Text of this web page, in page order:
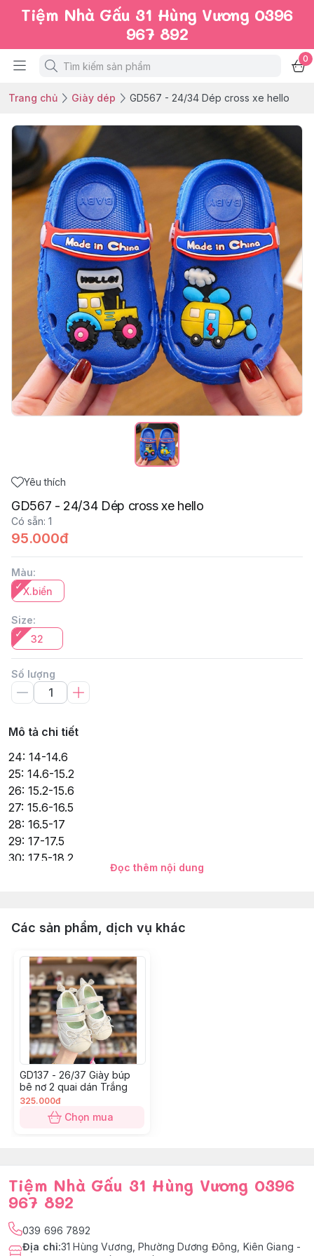
Tiệm Nhà Gấu 31 Hùng Vương 0396
967 892
0
Trang chủ Giày dép GD567 - 24/34 Dép cross xe hello
Yêu thích
GD567 - 24/34 Dép cross xe hello
Có sẵn: 1
95.000đ
Màu:
X.biển
Size:
32
Số lượng
Mô tả chi tiết
24: 14-14.6
25: 14.6-15.2
26: 15.2-15.6
27: 15.6-16.5
28: 16.5-17
29: 17-17.5
30: 17.5-18.2
34: 19.7-20.6
Đọc thêm nội dung
Các sản phẩm, dịch vụ khác
GD137 - 26/37 Giày búp
bê nơ 2 quai dán Trắng
325.000đ
Chọn mua
Tiệm Nhà Gấu 31 Hùng Vương 0396
967 892
039 696 7892
Địa chỉ:31 Hùng Vương, Phường Dương Đông, Kiên Giang -